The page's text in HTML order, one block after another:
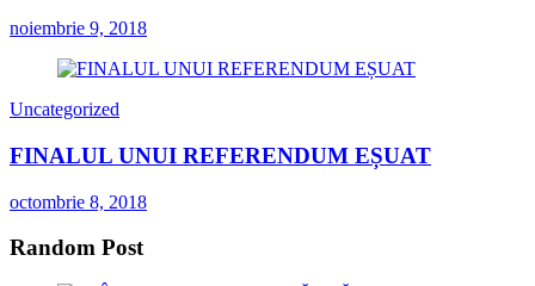
noiembrie 9, 2018
Uncategorized
FINALUL UNUI REFERENDUM EȘUAT
octombrie 8, 2018
Random Post